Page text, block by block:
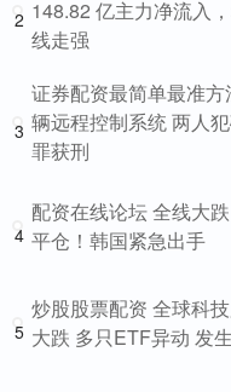
2 148.82 亿主力净流入
线走强
3
证券配资最简单最准
辆远程控制系统 两人
罪获刑
4
配资在线论坛 全线大
平仓！韩国紧急出手
5
炒股股票配资 全球科
大跌 多只ETF异动 发